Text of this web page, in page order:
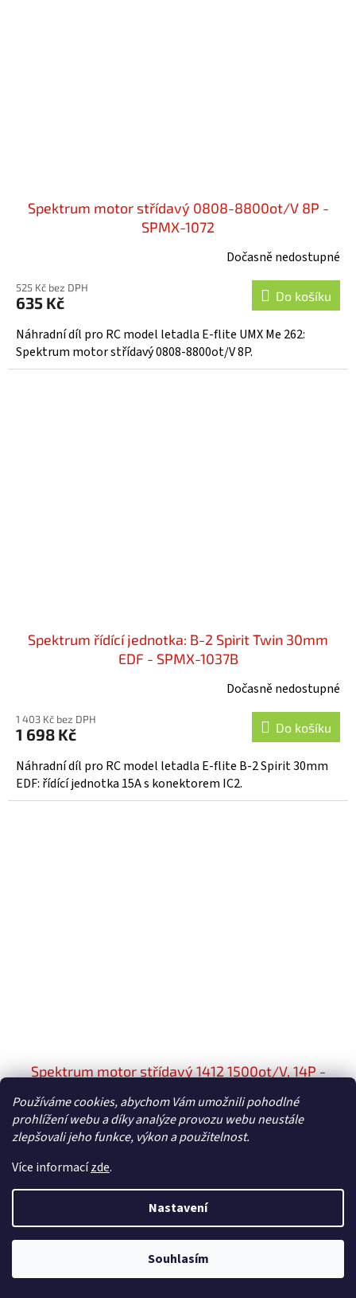
Používáme cookies, abychom Vám umožnili pohodlné
prohlížení webu a díky analýze provozu webu neustále
zlepšovali jeho funkce, výkon a použitelnost.
Více informacízde.
Nastavení
Souhlasím
Spektrum motor střídavý 0808-8800ot/V 8P -
SPMX-1072
Dočasně nedostupné
525 Kč bez DPH
635 Kč Do košíku
Náhradní díl pro RC model letadla E-flite UMX Me 262:
Spektrum motor střídavý 0808-8800ot/V 8P.
Spektrum řídící jednotka: B-2 Spirit Twin 30mm
EDF - SPMX-1037B
Dočasně nedostupné
1 403 Kč bez DPH
1 698 Kč Do košíku
Náhradní díl pro RC model letadla E-flite B-2 Spirit 30mm
EDF: řídící jednotka 15A s konektorem IC2.
Spektrum motor střídavý 1412 1500ot/V, 14P -
Dočasně nedostupné
967 Kč
Scrappy 0.8m: Spektrum motor střídavý 1412 1500ot/V, 14P.